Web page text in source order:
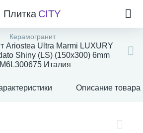
Плитка CITY
Керамогранит
Ariostea Ultra Marmi LUXURY
Shiny (LS) (150x300) 6mm
Италия
Описание товара